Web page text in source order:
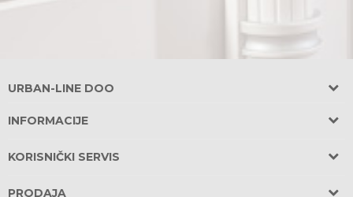
URBAN-LINE DOO
11030 Beograd, Srbija
INFORMACIJE
KORISNIČKI SERVIS
PRODAJA